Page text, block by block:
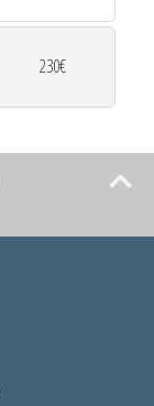
230€